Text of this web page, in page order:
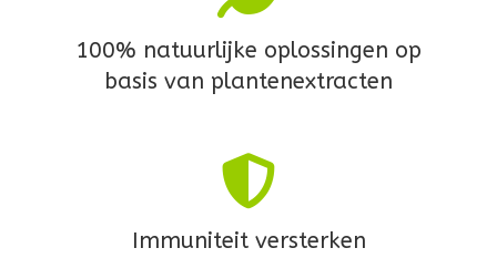
100% natuurlijke oplossingen op
basis van plantenextracten
Immuniteit versterken